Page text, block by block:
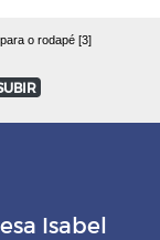
para o rodapé [3]
Isabel